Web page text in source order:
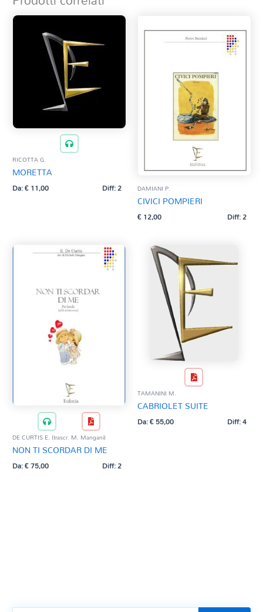
RICOTTA G.
MORETTA
Da:€11,00 Diff: 2 DAMIANI P.
CIVICI POMPIERI
€12,00 Diff: 2
DE CURTIS E. (trascr. M. Mangani)
NON TI SCORDAR DI ME
Da:€75,00 Diff: 2
TAMANINI M.
CABRIOLET SUITE
Da:€55,00 Diff: 4